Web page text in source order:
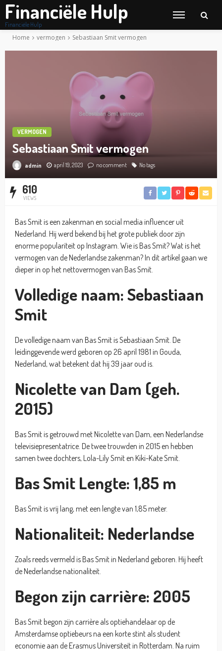
Financiële Hulp
Financiële Hulp
Home vermogen Sebastiaan Smit vermogen
VERMOGEN
Sebastiaan Smit vermogen
admin april 19, 2023 no comment No tags
610
VIEWS
Bas Smit is een zakenman en social media influencer uit
Nederland. Hij werd bekend bij het grote publiek door zijn
enorme populariteit op Instagram. Wie is Bas Smit? Wat is het
vermogen van de Nederlandse zakenman? In dit artikel gaan we
dieper in op het nettovermogen van Bas Smit.
Volledige naam: Sebastiaan
Smit
De volledige naam van Bas Smit is Sebastiaan Smit. De
leidinggevende werd geboren op 26 april 1981 in Gouda,
Nederland, wat betekent dat hij 39 jaar oud is.
Nicolette van Dam (geh.
2015)
Bas Smit is getrouwd met Nicolette van Dam, een Nederlandse
televisiepresentatrice. De twee trouwden in 2015 en hebben
samen twee dochters, Lola-Lily Smit en Kiki-Kate Smit.
Bas Smit Lengte: 1,85 m
Bas Smit is vrij lang, met een lengte van 1,85 meter.
Nationaliteit: Nederlandse
Zoals reeds vermeld is Bas Smit in Nederland geboren. Hij heeft
de Nederlandse nationaliteit.
Begon zijn carrière: 2005
Bas Smit begon zijn carrière als optiehandelaar op de
Amsterdamse optiebeurs na een korte stint als student
economie aan de Erasmus Universiteit in Rotterdam. Na ruim